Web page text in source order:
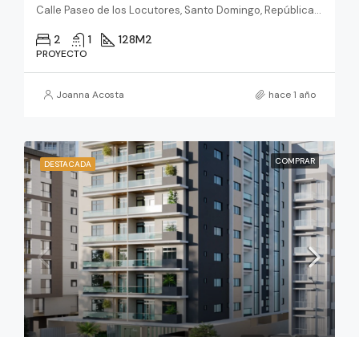
Calle Paseo de los Locutores, Santo Domingo, República Dominicana
2 1 128M2
PROYECTO
Joanna Acosta hace 1 año
DESTACADA COMPRAR